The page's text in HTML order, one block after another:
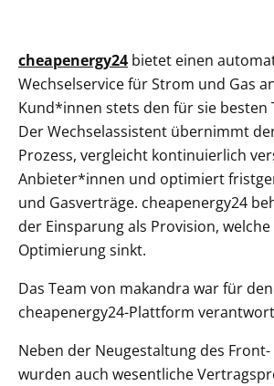
cheapenergy24 bietet einen
Wechselservice für Strom und Gas
Kund*innen stets den für sie besten
Der Wechselassistent übernimmt
Prozess, vergleicht kontinuierlich
Anbieter*innen und optimiert
und Gasverträge. cheapenergy24
der Einsparung als Provision,
Optimierung sinkt.
Das Team von makandra war für
cheapenergy24-Plattform
Neben der Neugestaltung des Front-
wurden auch wesentliche